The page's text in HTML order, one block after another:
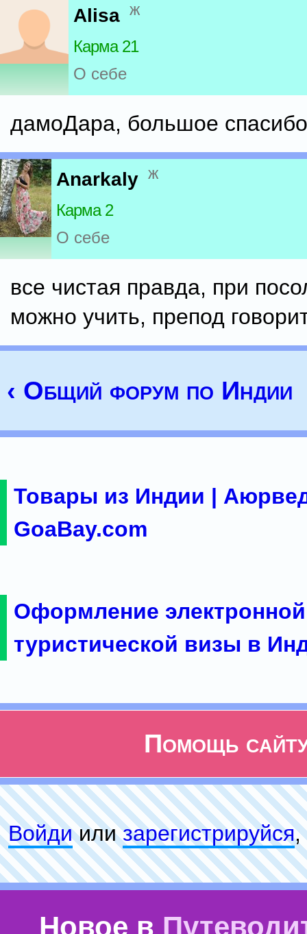
Alisa ж
Карма 21
О себе
дамоДара, большое
Anarkaly ж
Карма 2
О себе
все чистая правда, при
можно учить, препод
‹ Общий форум по Индии
Товары из Индии |
GoaBay.com
Оформление электронной
туристической визы в
Помощь
Войдиилизарeгиcтpируйся,
Новое в